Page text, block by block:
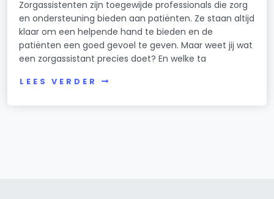
Zorgassistenten zijn toegewijde professionals die zorg
en ondersteuning bieden aan patiënten. Ze staan altijd
klaar om een helpende hand te bieden en de
patiënten een goed gevoel te geven. Maar weet jij wat
een zorgassistant precies doet? En welke ta
LEES VERDER